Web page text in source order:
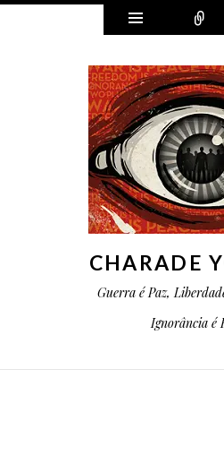
Widgets
CHARADE
Guerra é Paz,
Ignorância é